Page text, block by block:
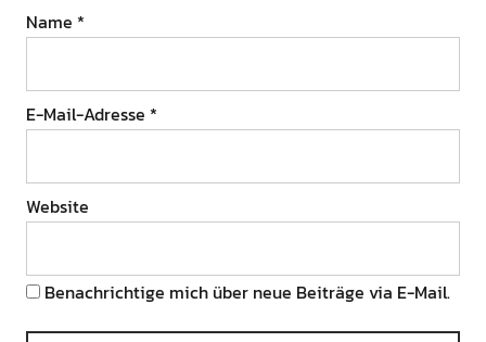
Name *
E-Mail-Adresse *
Website
Benachrichtige mich über neue Beiträge via E-Mail.